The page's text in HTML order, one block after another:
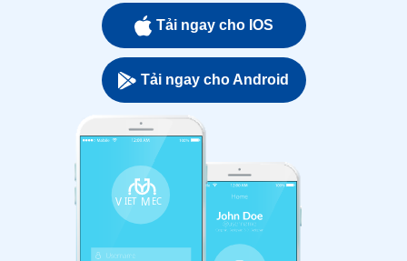
Tải ngay cho IOS
Tải ngay cho Android